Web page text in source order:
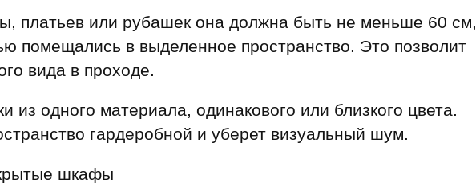
платьев или рубашек она должна быть не меньше 60 см,
помещались в выделенное пространство. Это позволит
вида в проходе.
из одного материала, одинакового или близкого цвета.
гардеробной и уберет визуальный шум.
шкафы